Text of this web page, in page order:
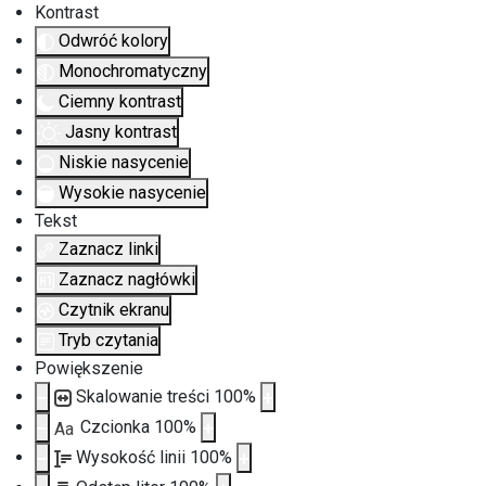
Kontrast
Odwróć kolory
Monochromatyczny
Ciemny kontrast
Jasny kontrast
Niskie nasycenie
Wysokie nasycenie
Tekst
Zaznacz linki
Zaznacz nagłówki
Czytnik ekranu
Tryb czytania
Powiększenie
Skalowanie treści 100%
Aa Czcionka 100%
Wysokość linii 100%